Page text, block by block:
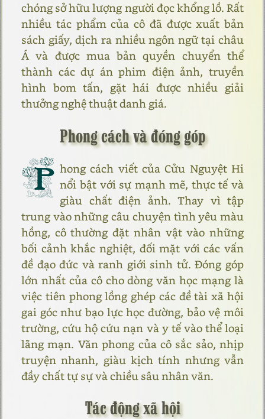
chóng sở hữu lượng người đọc khổng lồ. Rất
nhiều tác phẩm của cô đã được xuất bản
sách giấy, dịch ra nhiều ngôn ngữ tại châu
Á và được mua bản quyền chuyển thể
thành các dự án phim điện ảnh, truyền
hình bom tấn, gặt hái được nhiều giải
thưởng nghệ thuật danh giá.
Phong cách và đóng góp
P hong cách viết của Cửu Nguyệt Hi
nổi bật với sự mạnh mẽ, thực tế và
giàu chất điện ảnh. Thay vì tập
trung vào những câu chuyện tình yêu màu
hồng, cô thường đặt nhân vật vào những
bối cảnh khắc nghiệt, đối mặt với các vấn
đề đạo đức và ranh giới sinh tử. Đóng góp
lớn nhất của cô cho dòng văn học mạng là
việc tiên phong lồng ghép các đề tài xã hội
gai góc như bạo lực học đường, bảo vệ môi
trường, cứu hộ cứu nạn và y tế vào thể loại
lãng mạn. Văn phong của cô sắc sảo, nhịp
truyện nhanh, giàu kịch tính nhưng vẫn
đầy chất tự sự và chiều sâu nhân văn.
Tác động xã hội